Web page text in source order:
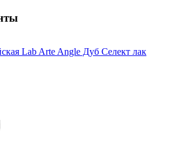
Lab Arte Angle Дуб Селект лак